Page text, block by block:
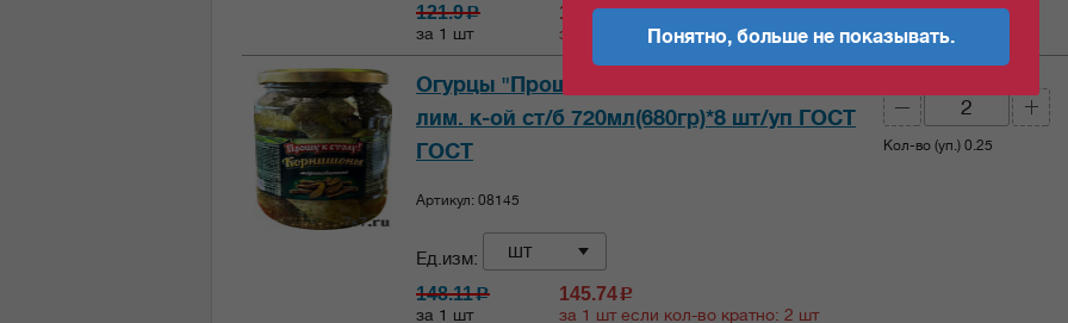
121.9c
за 1 шт
119.94c
за 1 шт если кол-во кратно: 2 шт
Огурцы "Прошу к Столу!" корнишоны с
лим. к-ой ст/б 720мл(680гр)*8 шт/уп ГОСТ
ГОСТ
Артикул: 08145
Ед.изм: шт
148.11c
за 1 шт
145.74c
за 1 шт если кол-во кратно: 2 шт
Кол-во (уп.) 0.25
Понятно, больше не показывать.